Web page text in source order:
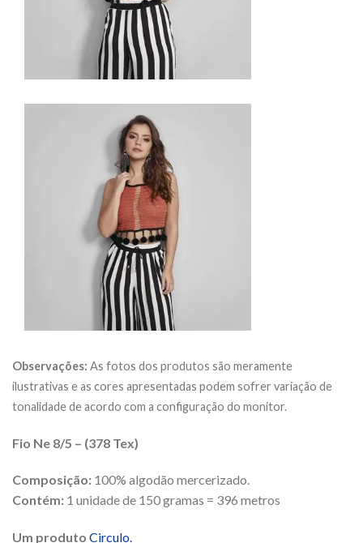
Observações: As fotos dos produtos são meramente
ilustrativas e as cores apresentadas podem sofrer variação de
tonalidade de acordo com a configuração do monitor.
Fio Ne 8/5 – (378 Tex)
Composição: 100% algodão mercerizado.
Contém: 1 unidade de 150 gramas = 396 metros
Um produto Circulo.